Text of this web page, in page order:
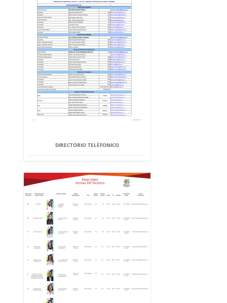
DIRECTORIO TELÉFONICO